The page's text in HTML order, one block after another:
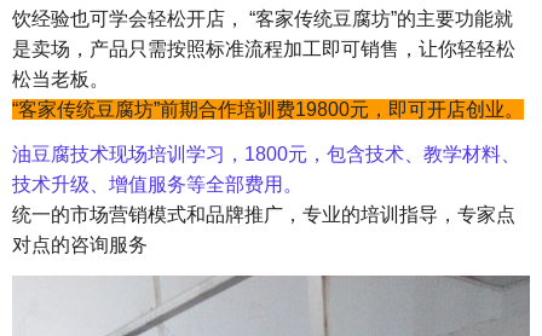
饮经验也可学会轻松开店， “客家传统豆腐坊”的主要功能就
是卖场，产品只需按照标准流程加工即可销售，让你轻轻松
松当老板。
“客家传统豆腐坊”前期合作培训费19800元，即可开店创业。
油豆腐技术现场培训学习，1800元，包含技术、教学材料、
技术升级、增值服务等全部费用。
统一的市场营销模式和品牌推广，专业的培训指导，专家点
对点的咨询服务